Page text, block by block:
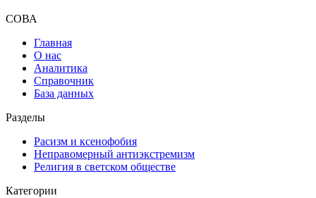
СОВА
Главная
О нас
Аналитика
Справочник
База данных
Разделы
Расизм и ксенофобия
Неправомерный антиэкстремизм
Религия в светском обществе
Категории